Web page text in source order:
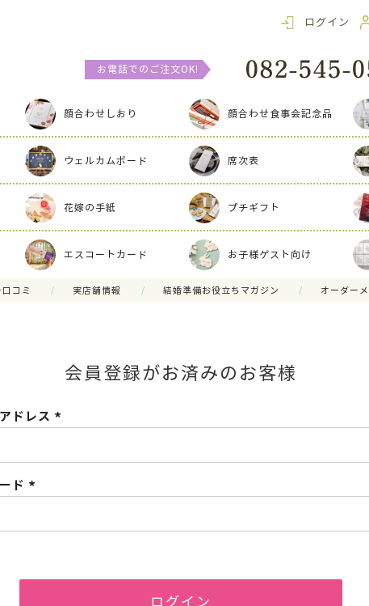
ログイン
お電話でのご注文OK!
顔合わせしおり 顔合わせ食事会記念品
ウェルカムボード 席次表
花嫁の手紙 プチギフト
エスコートカード お子様ゲスト向け
コミ 実店舗情報 結婚準備お役立ちマガジン オーダー
会員登録がお済みのお客様
ドレス
須)
ド
須)
ログイン